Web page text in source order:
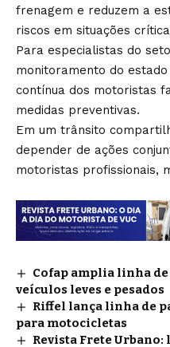
frenagem e reduzem a
riscos em situações
Para especialistas do
monitoramento do
contínua dos motoristas
medidas preventivas.
Em um trânsito
depender de ações
motoristas profissionais,
Cofap amplia linha
veículos leves e pesados
Riffel lança linha de
para motocicletas
Revista Frete